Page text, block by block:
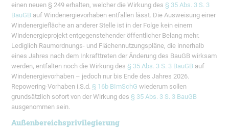
einen neuen § 249 erhalten, welcher die Wirkung des§ 35 Abs. 3 S. 3
BauGB auf Windenergievorhaben entfallen lässt. Die Ausweisung einer
Windenergiefläche an anderer Stelle ist in der Folge kein einem
Windenergieprojekt entgegenstehender öffentlicher Belang mehr.
Lediglich Raumordnungs- und Flächennutzungspläne, die innerhalb
eines Jahres nach dem Inkrafttreten der Änderung des BauGB wirksam
werden, entfalten noch die Wirkung des§ 35 Abs. 3 S. 3 BauGB auf
Windenergievorhaben – jedoch nur bis Ende des Jahres 2026.
Repowering-Vorhaben i.S.d.§ 16b BImSchG wiederum sollen
grundsätzlich sofort von der Wirkung des§ 35 Abs. 3 S. 3 BauGB
ausgenommen sein.
Außenbereichsprivilegierung